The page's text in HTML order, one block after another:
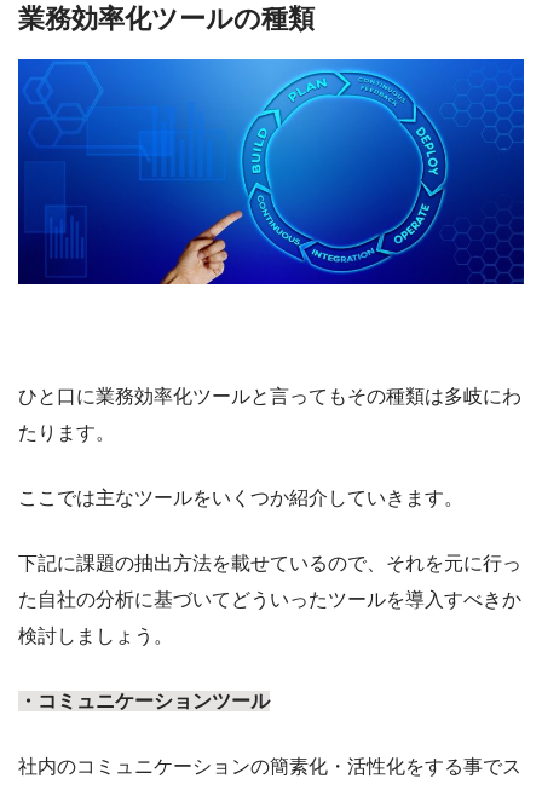
業務効率化ツールの種類
ひと口に業務効率化ツールと言ってもその種類は多岐にわ
たります。
ここでは主なツールをいくつか紹介していきます。
下記に課題の抽出方法を載せているので、それを元に行っ
た自社の分析に基づいてどういったツールを導入すべきか
検討しましょう。
・コミュニケーションツール
社内のコミュニケーションの簡素化・活性化をする事でス